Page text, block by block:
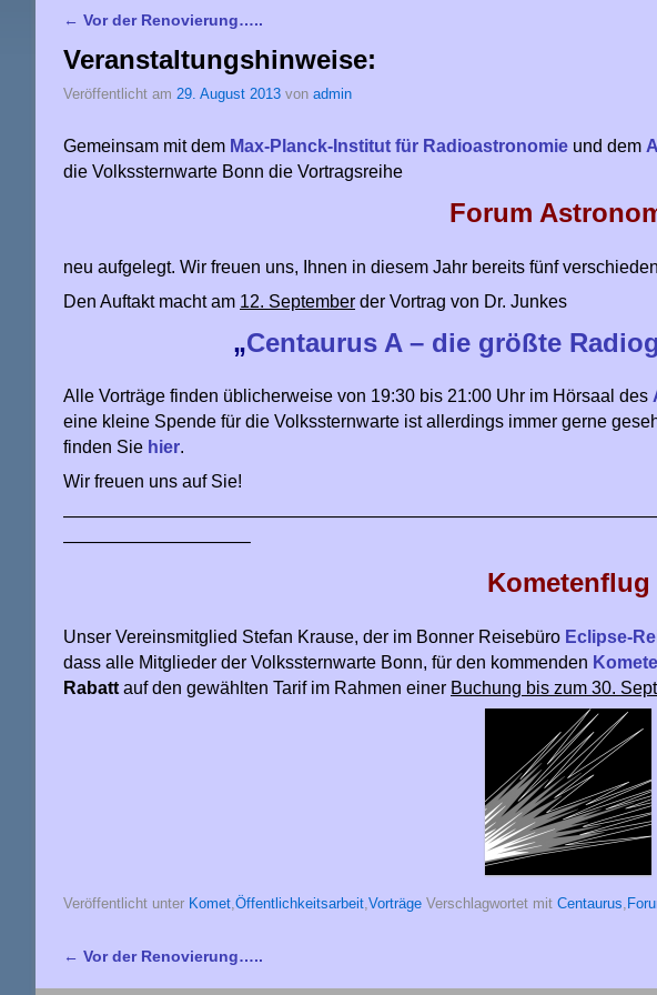
Artikelnavigation
← Vor der Renovierung…..
Veranstaltungshinweise:
Veröffentlicht am 29. August 2013 von admin
Gemeinsam mit dem Max-Planck-Institut für Radioastronomie und dem
die Volkssternwarte Bonn die Vortragsreihe
Forum
neu aufgelegt. Wir freuen uns, Ihnen in diesem Jahr bereits fünf
Den Auftakt macht am 12. September der Vortrag von Dr. Junkes
„Centaurus A – die größte
Alle Vorträge finden üblicherweise von 19:30 bis 21:00 Uhr im Hörsaal des
eine kleine Spende für die Volkssternwarte ist allerdings immer gerne
finden Sie hier.
Wir freuen uns auf Sie!
——————————–
Kometenflug
Unser Vereinsmitglied Stefan Krause, der im Bonner Reisebüro Eclipse-
dass alle Mitglieder der Volkssternwarte Bonn, für den kommenden
Rabatt auf den gewählten Tarif im Rahmen einer Buchung bis zum 30.
Veröffentlicht unter Komet,Öffentlichkeitsarbeit,Vorträge Verschlagwortet mit Centaurus,
Artikelnavigation
← Vor der Renovierung…..